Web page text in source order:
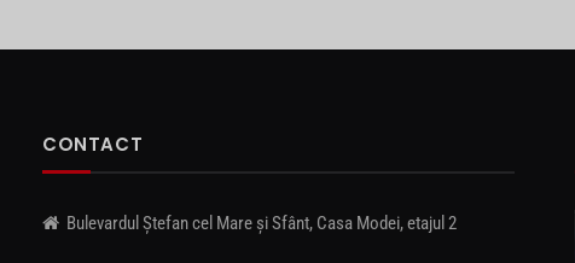
CONTACT
Bulevardul Ștefan cel Mare și Sfânt, Casa Modei, etajul 2